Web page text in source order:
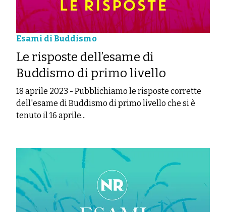
Esami di Buddismo
Le risposte dell’esame di
Buddismo di primo livello
18 aprile 2023 - Pubblichiamo le risposte corrette
dell'esame di Buddismo di primo livello che si è
tenuto il 16 aprile...